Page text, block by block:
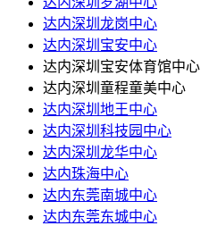
达内深圳龙岗中心
达内深圳宝安中心
达内深圳宝安体育馆中心
达内深圳童程童美中心
达内深圳地王中心
达内深圳科技园中心
达内深圳龙华中心
达内珠海中心
达内东莞南城中心
达内东莞东城中心